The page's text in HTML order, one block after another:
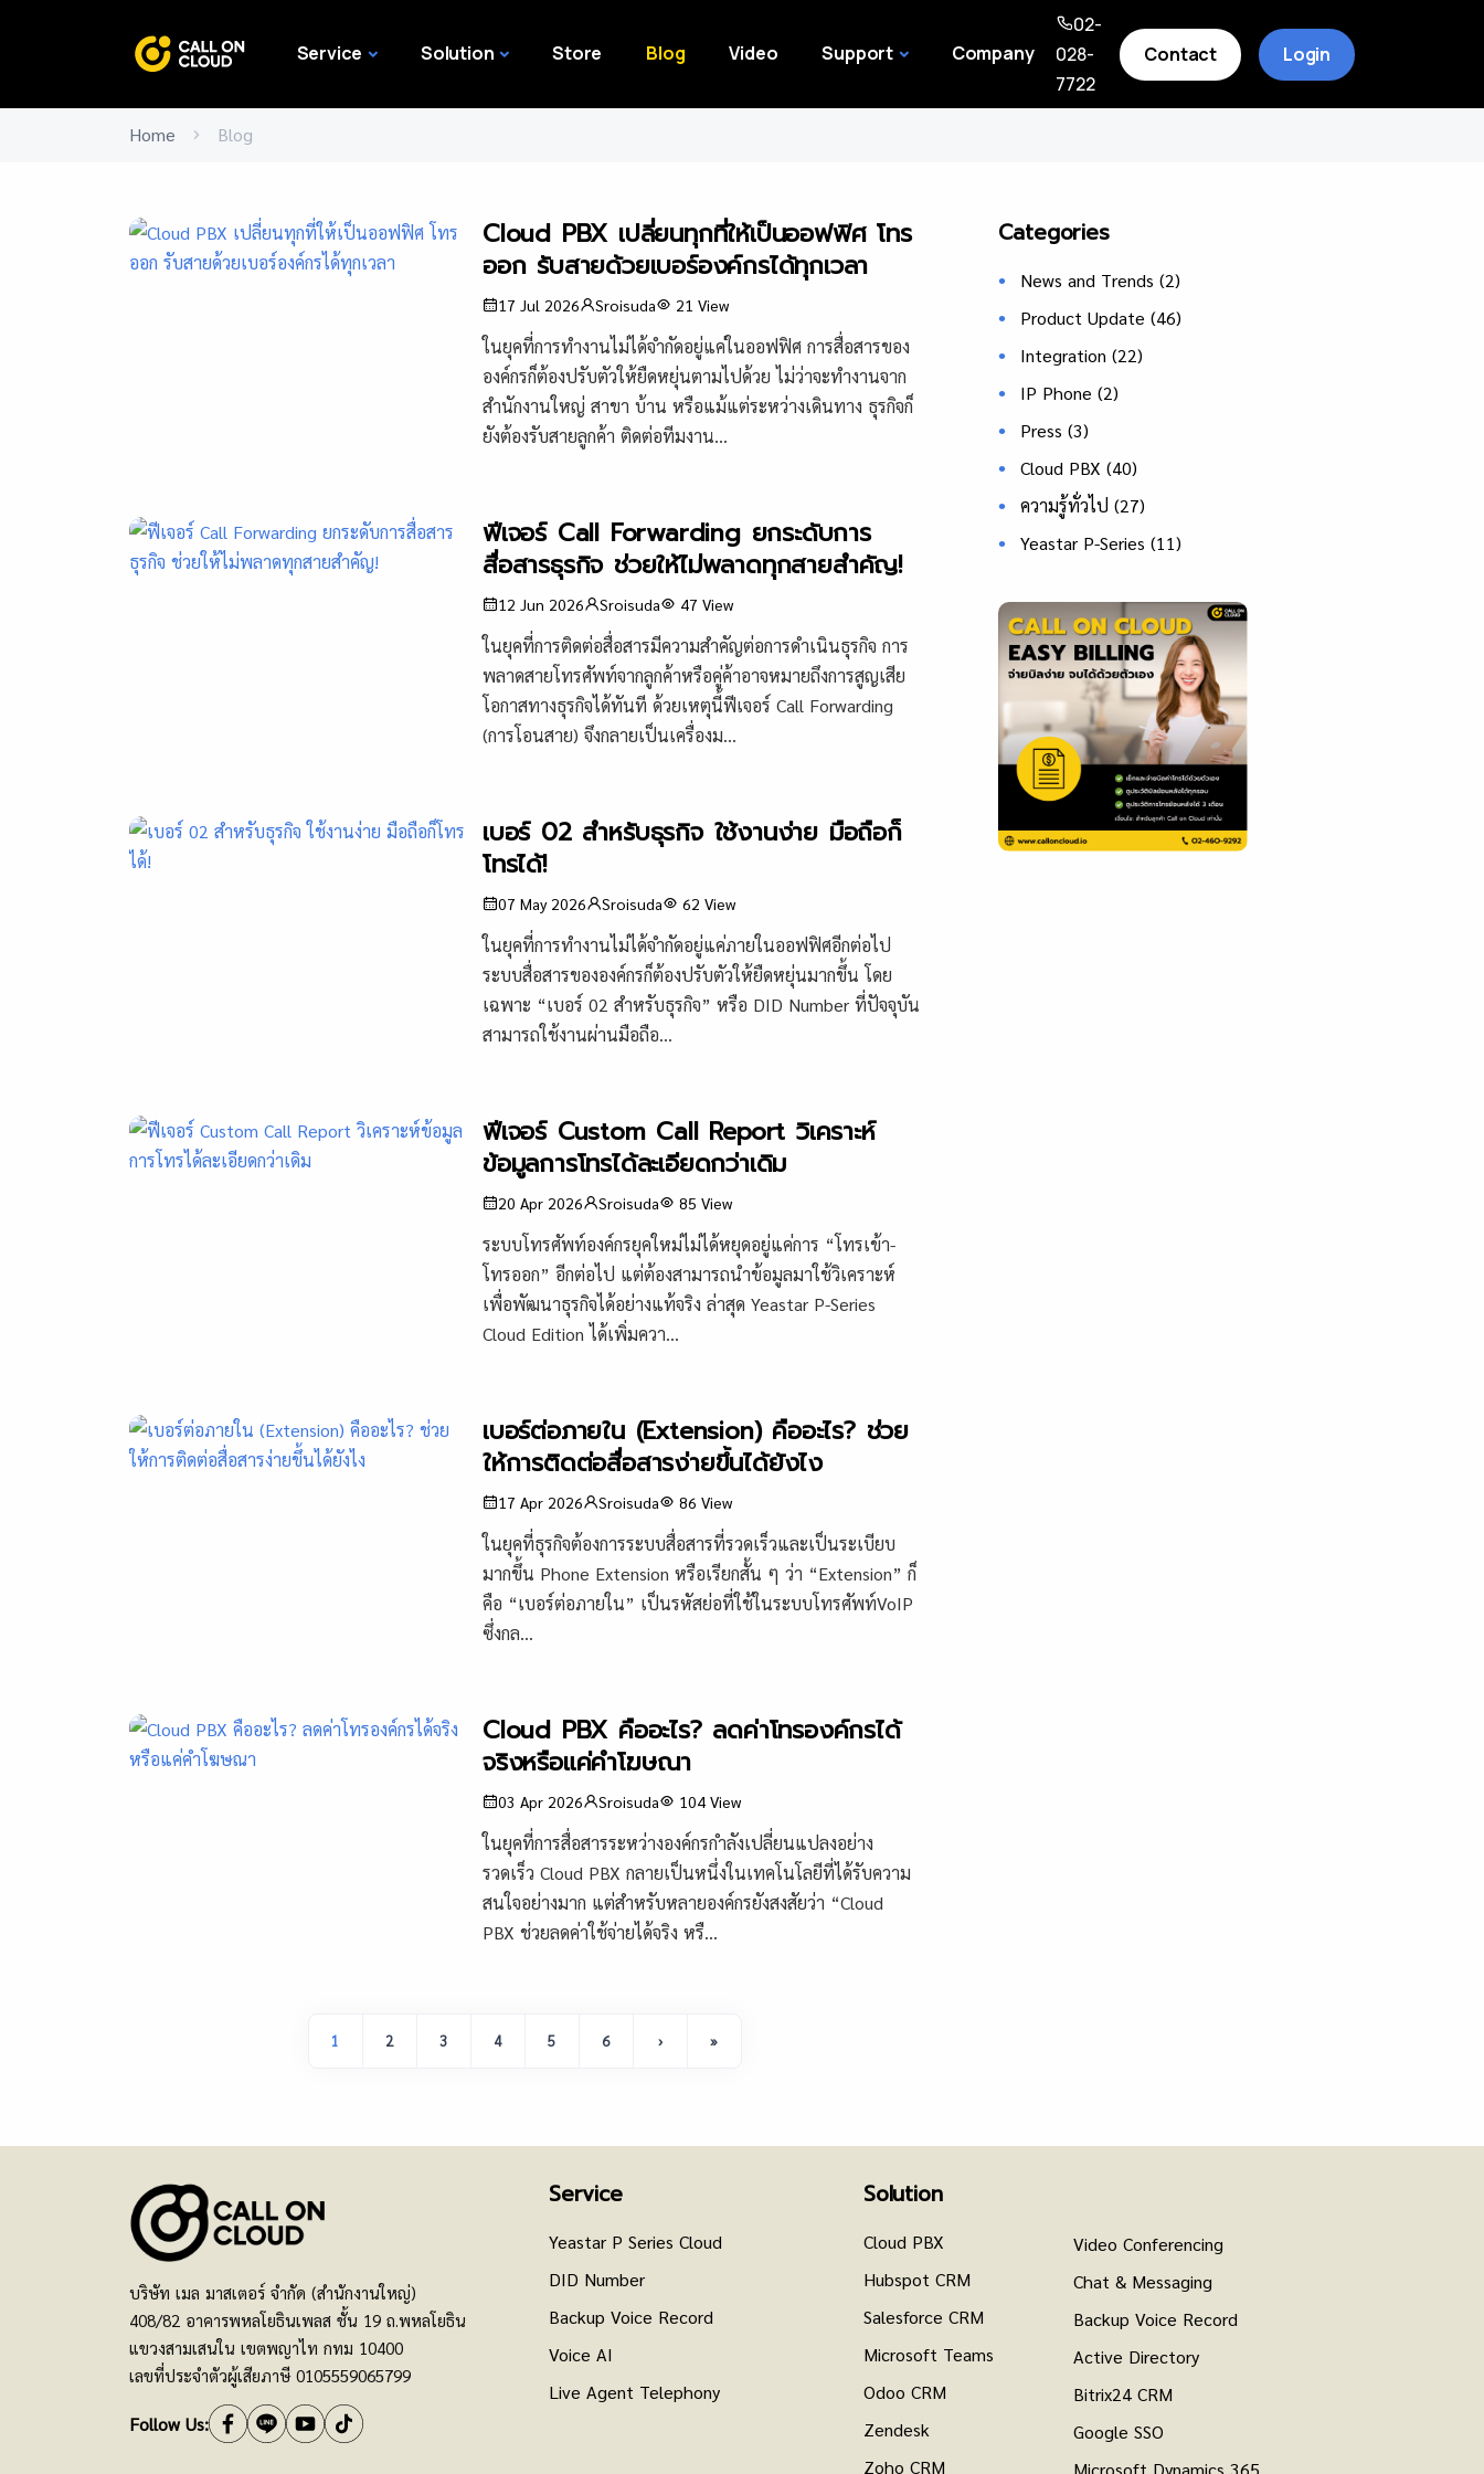
Service Solution Store Blog Video Support Company
02-
028-
7722
Contact Login
Home Blog
Cloud PBX เปลี่ยนทุกที่ให้เป็นออฟฟิศ โทร
ออก รับสายด้วยเบอร์องค์กรได้ทุกเวลา
17 Jul 2026 Sroisuda 21 View
ในยุคที่การทำงานไม่ได้จำกัดอยู่แค่ในออฟฟิศ การสื่อสารของ
องค์กรก็ต้องปรับตัวให้ยืดหยุ่นตามไปด้วย ไม่ว่าจะทำงานจาก
สำนักงานใหญ่ สาขา บ้าน หรือแม้แต่ระหว่างเดินทาง ธุรกิจก็
ยังต้องรับสายลูกค้า ติดต่อทีมงาน...
ฟีเจอร์ Call Forwarding ยกระดับการ
สื่อสารธุรกิจ ช่วยให้ไม่พลาดทุกสายสำคัญ!
12 Jun 2026 Sroisuda 47 View
ในยุคที่การติดต่อสื่อสารมีความสำคัญต่อการดำเนินธุรกิจ การ
พลาดสายโทรศัพท์จากลูกค้าหรือคู่ค้าอาจหมายถึงการสูญเสีย
โอกาสทางธุรกิจได้ทันที ด้วยเหตุนี้ฟีเจอร์ Call Forwarding
(การโอนสาย) จึงกลายเป็นเครื่องม...
เบอร์ 02 สำหรับธุรกิจ ใช้งานง่าย มือถือก็
โทรได้!
07 May 2026 Sroisuda 62 View
ในยุคที่การทำงานไม่ได้จำกัดอยู่แค่ภายในออฟฟิศอีกต่อไป
ระบบสื่อสารขององค์กรก็ต้องปรับตัวให้ยืดหยุ่นมากขึ้น โดย
เฉพาะ “เบอร์ 02 สำหรับธุรกิจ” หรือ DID Number ที่ปัจจุบัน
สามารถใช้งานผ่านมือถือ...
ฟีเจอร์ Custom Call Report วิเคราะห์
ข้อมูลการโทรได้ละเอียดกว่าเดิม
20 Apr 2026 Sroisuda 85 View
ระบบโทรศัพท์องค์กรยุคใหม่ไม่ได้หยุดอยู่แค่การ “โทรเข้า-
โทรออก” อีกต่อไป แต่ต้องสามารถนำข้อมูลมาใช้วิเคราะห์
เพื่อพัฒนาธุรกิจได้อย่างแท้จริง ล่าสุด Yeastar P-Series
Cloud Edition ได้เพิ่มควา...
เบอร์ต่อภายใน (Extension) คืออะไร? ช่วย
ให้การติดต่อสื่อสารง่ายขึ้นได้ยังไง
17 Apr 2026 Sroisuda 86 View
ในยุคที่ธุรกิจต้องการระบบสื่อสารที่รวดเร็วและเป็นระเบียบ
มากขึ้น Phone Extension หรือเรียกสั้น ๆ ว่า “Extension” ก็
คือ “เบอร์ต่อภายใน” เป็นรหัสย่อที่ใช้ในระบบโทรศัพท์VoIP
ซึ่งกล...
Cloud PBX คืออะไร? ลดค่าโทรองค์กรได้
จริงหรือแค่คำโฆษณา
03 Apr 2026 Sroisuda 104 View
ในยุคที่การสื่อสารระหว่างองค์กรกำลังเปลี่ยนแปลงอย่าง
รวดเร็ว Cloud PBX กลายเป็นหนึ่งในเทคโนโลยีที่ได้รับความ
สนใจอย่างมาก แต่สำหรับหลายองค์กรยังสงสัยว่า “Cloud
PBX ช่วยลดค่าใช้จ่ายได้จริง หรื...
1 2 3 4 5 6 › »
Categories
News and Trends (2)
Product Update (46)
Integration (22)
IP Phone (2)
Press (3)
Cloud PBX (40)
ความรู้ทั่วไป (27)
Yeastar P-Series (11)
บริษัท เมล มาสเตอร์ จำกัด (สำนักงานใหญ่)
408/82 อาคารพหลโยธินเพลส ชั้น 19 ถ.พหลโยธิน
แขวงสามเสนใน เขตพญาไท กทม 10400
เลขที่ประจำตัวผู้เสียภาษี 0105559065799
Follow Us:
Service
Yeastar P Series Cloud
DID Number
Backup Voice Record
Voice AI
Live Agent Telephony
Solution
Cloud PBX
Hubspot CRM
Salesforce CRM
Microsoft Teams
Odoo CRM
Zendesk
Zoho CRM
Video Conferencing
Chat & Messaging
Backup Voice Record
Active Directory
Bitrix24 CRM
Google SSO
Microsoft Dynamics 365